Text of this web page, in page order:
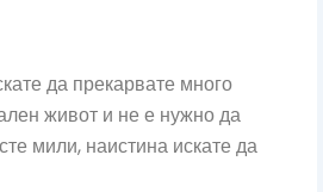
да прекарвате много
живот и не е нужно да
мили, наистина искате да